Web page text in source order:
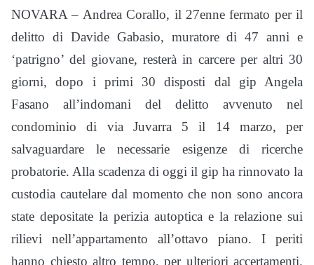
NOVARA – Andrea Corallo, il 27enne fermato per il
delitto di Davide Gabasio, muratore di 47 anni e
‘patrigno’ del giovane, resterà in carcere per altri 30
giorni, dopo i primi 30 disposti dal gip Angela
Fasano all’indomani del delitto avvenuto nel
condominio di via Juvarra 5 il 14 marzo, per
salvaguardare le necessarie esigenze di ricerche
probatorie. Alla scadenza di oggi il gip ha rinnovato la
custodia cautelare dal momento che non sono ancora
state depositate la perizia autoptica e la relazione sui
rilievi nell’appartamento all’ottavo piano. I periti
hanno chiesto altro tempo, per ulteriori accertamenti.